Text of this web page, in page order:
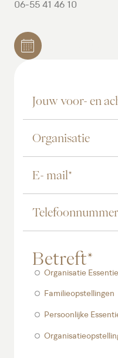
06-55 41 46 10
Bekijk de agenda
Betreft*
Organisatie Essentie
Familieopstellingen
Persoonlijke